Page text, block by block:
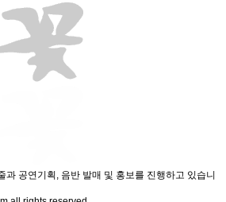
과 공연기획, 음반 발매 및 홍보를 진행하고 있습니